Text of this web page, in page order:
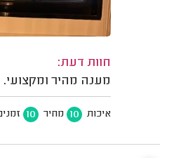
חוות דעת:
מענה מהיר
איכות 10 מחיר 10